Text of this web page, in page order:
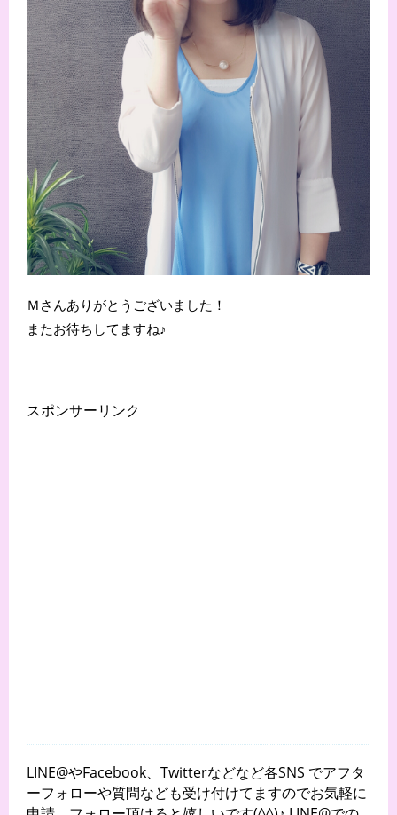
Ｍさんありがとうございました！
またお待ちしてますね♪
スポンサーリンク
LINE@やFacebook、Twitterなどなど各SNS でアフタ
ーフォローや質問なども受け付けてますのでお気軽に